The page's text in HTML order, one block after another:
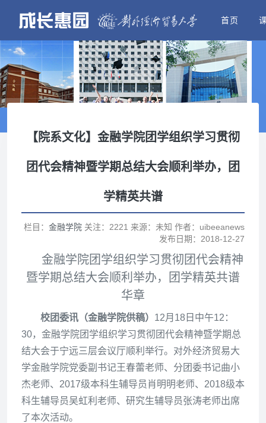
首页
【院系文化】金融学院团学组织学习贯彻
团代会精神暨学期总结大会顺利举办，团
学精英共谱
栏目： 金融学院 关注：2221 来源：未知 作者：uibeeanews
发布日期：2018-12-27
金融学院团学组织学习贯彻团代会精神
暨学期总结大会顺利举办，团学精英共谱
华章
校团委讯（金融学院供稿） 12月18日中午12：
30，金融学院团学组织学习贯彻团代会精神暨学期总
结大会于宁远三层会议厅顺利举行。对外经济贸易大
学金融学院党委副书记王春蕾老师、分团委书记曲小
杰老师、2017级本科生辅导员肖明明老师、2018级本
科生辅导员吴虹利老师、研究生辅导员张涛老师出席
了本次活动。